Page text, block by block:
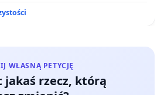
WŁASNĄ PETYCJĘ
jakaś rzecz, którą